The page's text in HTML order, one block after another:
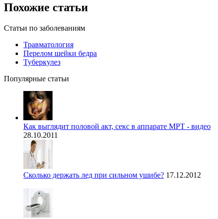
Похожие статьи
Статьи по заболеваниям
Травматология
Перелом шейки бедра
Туберкулез
Популярные статьи
Как выглядит половой акт, секс в аппарате МРТ - видео
28.10.2011
Сколько держать лед при сильном ушибе? 17.12.2012